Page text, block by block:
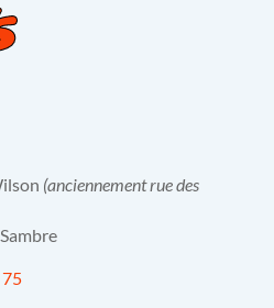
(anciennement rue des